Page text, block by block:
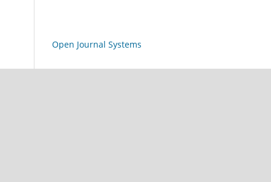
Open Journal Systems